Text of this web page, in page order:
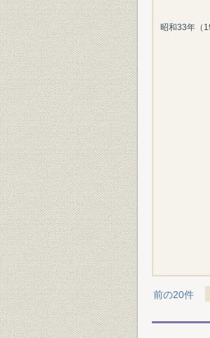
昭和33年（
前の20件